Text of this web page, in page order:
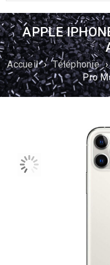
APPLE
Accueil › Téléphonie ›
Pro